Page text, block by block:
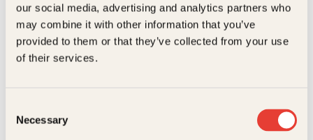
our social media, advertising and analytics partners who
may combine it with other information that you’ve
provided to them or that they’ve collected from your use
of their services.
Selection
Necessary
Sarita Sehjpal